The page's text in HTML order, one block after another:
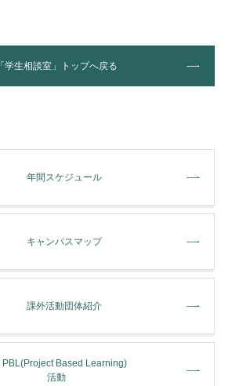
「学生相談室」トップへ戻る
年間スケジュール
キャンパスマップ
課外活動団体紹介
PBL(Project Based Learning)
活動